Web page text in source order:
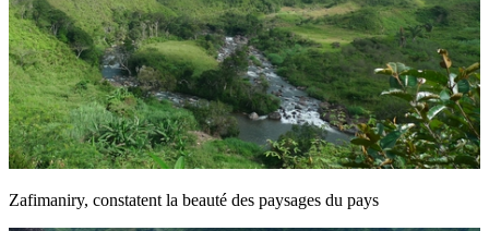
Zafimaniry, constatent la beauté des paysages du pays